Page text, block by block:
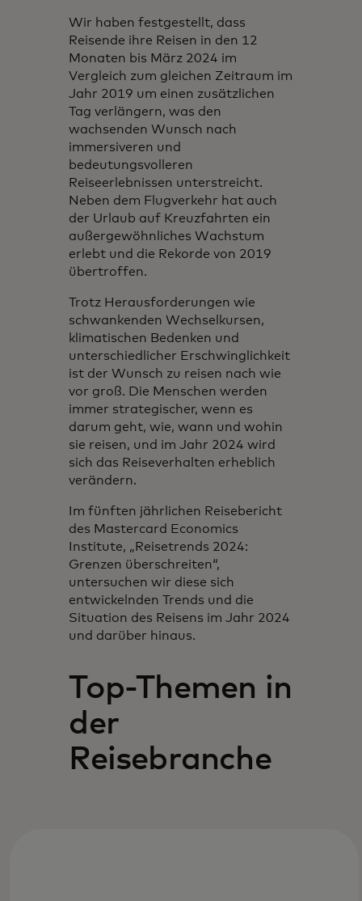
Wir haben festgestellt, dass
Reisende ihre Reisen in den 12
Monaten bis März 2024 im
Vergleich zum gleichen Zeitraum im
Jahr 2019 um einen zusätzlichen
Tag verlängern, was den
wachsenden Wunsch nach
immersiveren und
bedeutungsvolleren
Reiseerlebnissen unterstreicht.
Neben dem Flugverkehr hat auch
der Urlaub auf Kreuzfahrten ein
außergewöhnliches Wachstum
erlebt und die Rekorde von 2019
übertroffen.
Trotz Herausforderungen wie
schwankenden Wechselkursen,
klimatischen Bedenken und
unterschiedlicher Erschwinglichkeit
ist der Wunsch zu reisen nach wie
vor groß. Die Menschen werden
immer strategischer, wenn es
darum geht, wie, wann und wohin
sie reisen, und im Jahr 2024 wird
sich das Reiseverhalten erheblich
verändern.
Im fünften jährlichen Reisebericht
des Mastercard Economics
Institute, „Reisetrends 2024:
Grenzen überschreiten“,
untersuchen wir diese sich
entwickelnden Trends und die
Situation des Reisens im Jahr 2024
und darüber hinaus.
Top-Themen in
der
Reisebranche